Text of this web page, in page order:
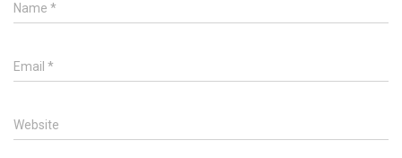
Name *
Email *
Website